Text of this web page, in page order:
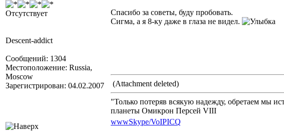
Отсутствует
Descent-addict
Сообщений: 1304
Местоположение: Russia,
Moscow
Зарегистрирован: 04.02.2007
Спасибо за советы, буду пробовать.
Сигма, а я 8-ку даже в глаза не видел.
(Attachment deleted)
"Только потеряв всякую надежду, обретаем мы
планеты Омикрон Персей VIII
wwwSkype/VoIPICQ